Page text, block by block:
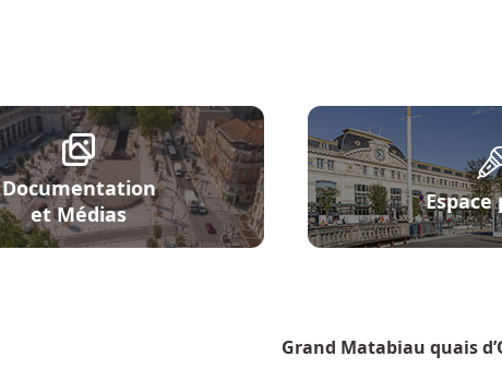
Documentation
et Médias
Espace
Grand Matabiau quais